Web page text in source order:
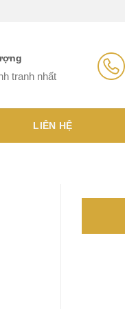
tranh nhất
LIÊN HỆ